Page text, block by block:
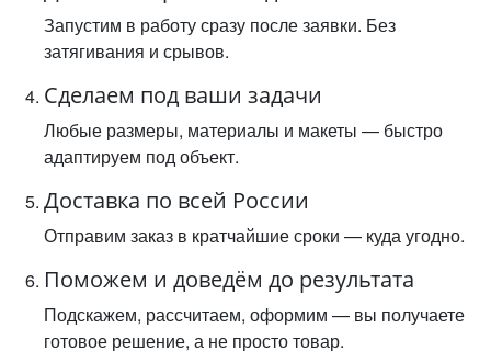
Запустим в работу сразу после заявки. Без
затягивания и срывов.
Сделаем под ваши задачи
Любые размеры, материалы и макеты — быстро
адаптируем под объект.
Доставка по всей России
Отправим заказ в кратчайшие сроки — куда угодно.
Поможем и доведём до результата
Подскажем, рассчитаем, оформим — вы получаете
готовое решение, а не просто товар.